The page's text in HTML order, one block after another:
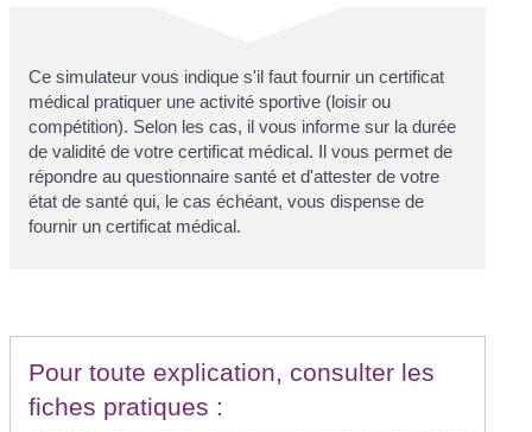
Ce simulateur vous indique s'il faut fournir un certificat
médical pratiquer une activité sportive (loisir ou
compétition). Selon les cas, il vous informe sur la durée
de validité de votre certificat médical. Il vous permet de
répondre au questionnaire santé et d'attester de votre
état de santé qui, le cas échéant, vous dispense de
fournir un certificat médical.
Pour toute explication, consulter les
fiches pratiques :